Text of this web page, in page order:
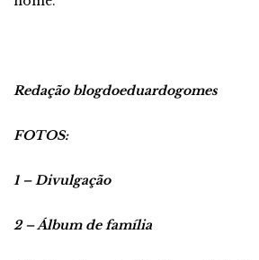
Redação blogdoeduardogomes
FOTOS:
1 – Divulgação
2 – Álbum de família